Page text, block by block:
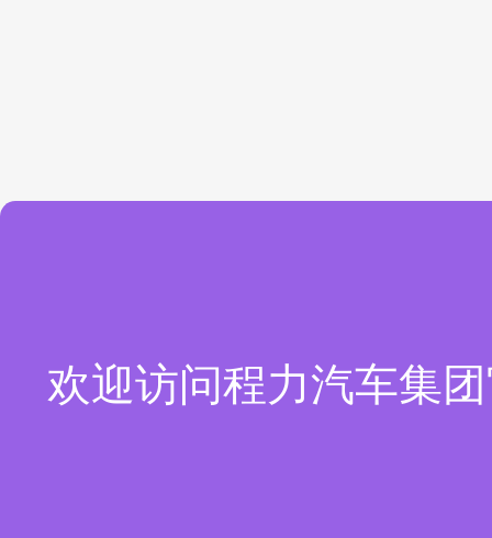
欢迎访问程力汽车集